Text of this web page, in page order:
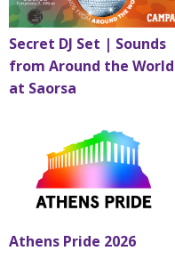
Secret DJ Set | Sounds
from Around the World
at Saorsa
Athens Pride 2026